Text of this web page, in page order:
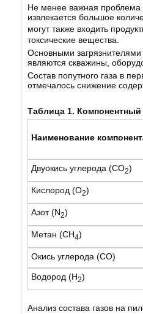
Не менее важная проблема
извлекается большое
могут также входить
токсические вещества.
Основными
являются скважины,
Состав попутного газа в
отмечалось снижение
Таблица 1. Компонентный
Наименование
Двуокись углерода (CO2)
Кислород (О2)
Азот (N2)
Метан (CH4)
Окись углерода (CO)
Водород (Н2)
Анализ состава газов на